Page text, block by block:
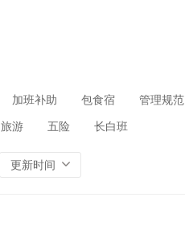
加班补助 包食宿 管理规范
旅游 五险 长白班
更新时间